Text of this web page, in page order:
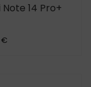
Note 14 Pro+
€